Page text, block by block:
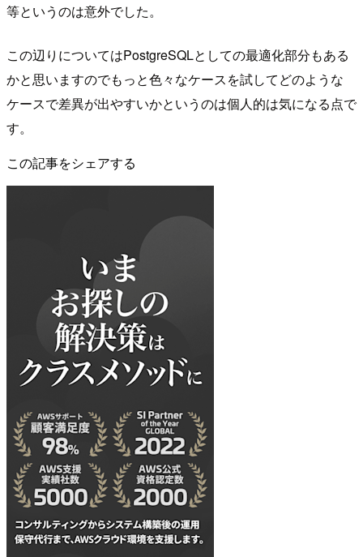
等というのは意外でした。
この辺りについてはPostgreSQLとしての最適化部分もある
かと思いますのでもっと色々なケースを試してどのような
ケースで差異が出やすいかというのは個人的は気になる点で
す。
この記事をシェアする